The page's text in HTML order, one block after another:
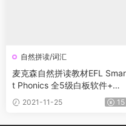
自然拼读/词汇
麦克森自然拼读教材EFL Smar
t Phonics 全5级白板软件+学
生用书+练习册+教师用书+音
频
2021-11-25 15